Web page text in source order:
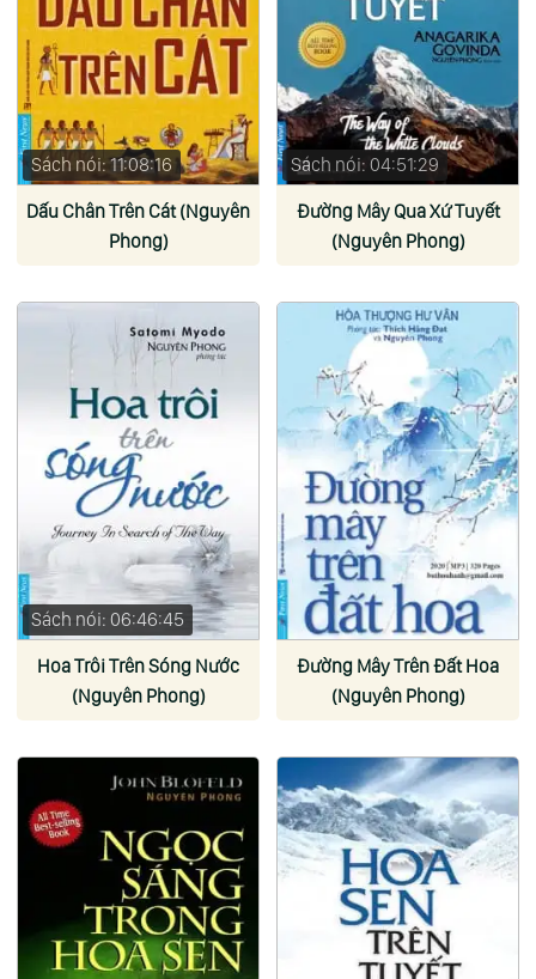
Sách nói: 11:08:16
Dấu Chân Trên Cát (Nguyên
Phong)
Sách nói: 04:51:29
Đường Mây Qua Xứ Tuyết
(Nguyên Phong)
Sách nói: 06:46:45
Hoa Trôi Trên Sóng Nước
(Nguyên Phong)
Đường Mây Trên Đất Hoa
(Nguyên Phong)